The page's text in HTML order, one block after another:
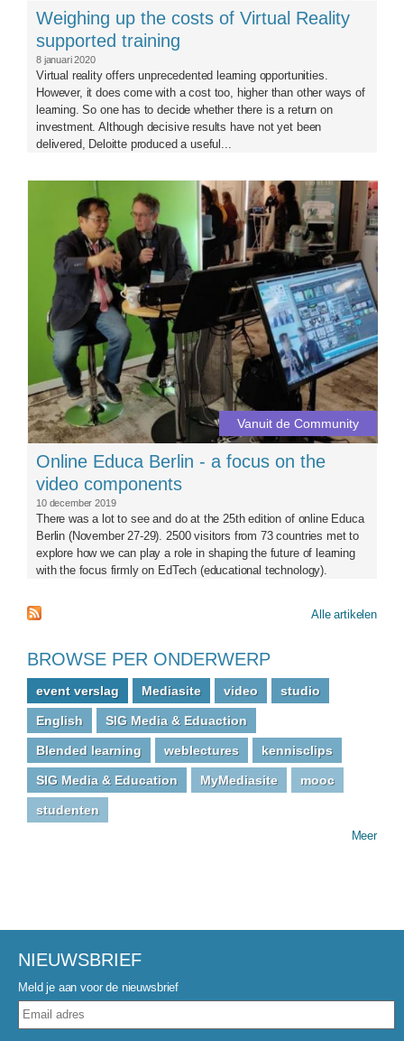
Weighing up the costs of Virtual Reality
supported training
8 januari 2020
Virtual reality offers unprecedented learning opportunities.
However, it does come with a cost too, higher than other ways of
learning. So one has to decide whether there is a return on
investment. Although decisive results have not yet been
delivered, Deloitte produced a useful...
oeb.jpg
Vanuit de Community
Online Educa Berlin - a focus on the
video components
10 december 2019
There was a lot to see and do at the 25th edition of online Educa
Berlin (November 27-29). 2500 visitors from 73 countries met to
explore how we can play a role in shaping the future of learning
with the focus firmly on EdTech (educational technology).
Alle artikelen
BROWSE PER ONDERWERP
event verslag Mediasite video studio
English SIG Media & Eduaction
Blended learning weblectures kennisclips
SIG Media & Education MyMediasite mooc
studenten
Meer
NIEUWSBRIEF
Meld je aan voor de nieuwsbrief